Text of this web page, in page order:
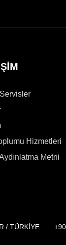
Hizmetleri
Metni
/ TÜRKİYE